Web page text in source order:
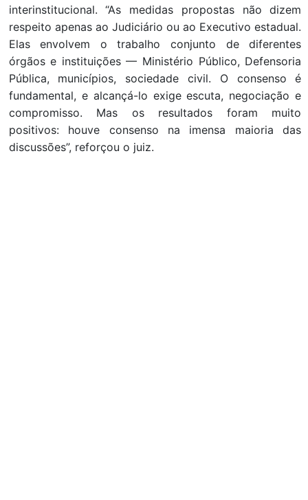
interinstitucional. “As medidas propostas não dizem
respeito apenas ao Judiciário ou ao Executivo estadual.
Elas envolvem o trabalho conjunto de diferentes
órgãos e instituições — Ministério Público, Defensoria
Pública, municípios, sociedade civil. O consenso é
fundamental, e alcançá-lo exige escuta, negociação e
compromisso. Mas os resultados foram muito
positivos: houve consenso na imensa maioria das
discussões”, reforçou o juiz.